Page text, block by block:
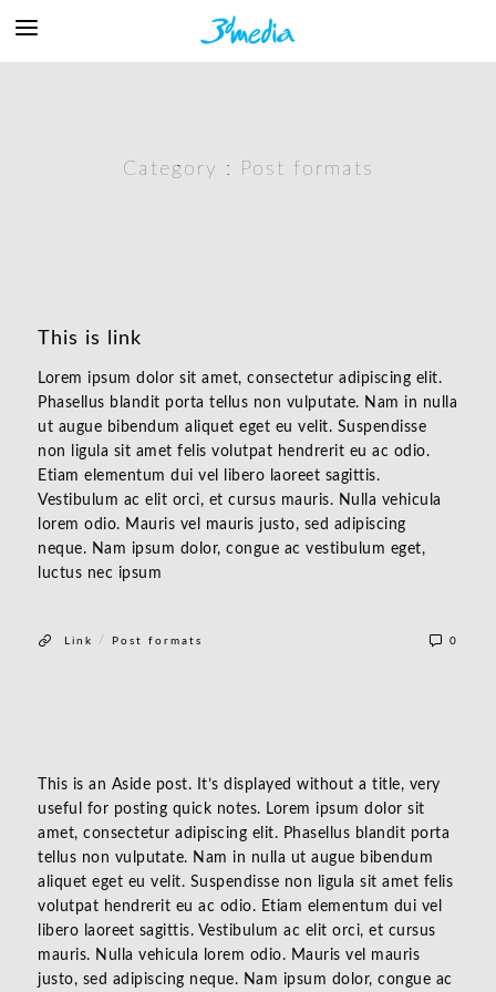
Category : Post formats
This is link
Lorem ipsum dolor sit amet, consectetur adipiscing elit.
Phasellus blandit porta tellus non vulputate. Nam in nulla
ut augue bibendum aliquet eget eu velit. Suspendisse
non ligula sit amet felis volutpat hendrerit eu ac odio.
Etiam elementum dui vel libero laoreet sagittis.
Vestibulum ac elit orci, et cursus mauris. Nulla vehicula
lorem odio. Mauris vel mauris justo, sed adipiscing
neque. Nam ipsum dolor, congue ac vestibulum eget,
luctus nec ipsum
Link / Post formats 0
This is an Aside post. It’s displayed without a title, very
useful for posting quick notes. Lorem ipsum dolor sit
amet, consectetur adipiscing elit. Phasellus blandit porta
tellus non vulputate. Nam in nulla ut augue bibendum
aliquet eget eu velit. Suspendisse non ligula sit amet felis
volutpat hendrerit eu ac odio. Etiam elementum dui vel
libero laoreet sagittis. Vestibulum ac elit orci, et cursus
mauris. Nulla vehicula lorem odio. Mauris vel mauris
justo, sed adipiscing neque. Nam ipsum dolor, congue ac